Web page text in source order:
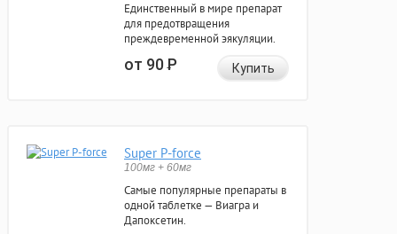
Единственный в мире препарат
для предотвращения
преждевременной эякуляции.
от 90Р Купить
Super P-force
100мг + 60мг
Самые популярные препараты в
одной таблетке — Виагра и
Дапоксетин.